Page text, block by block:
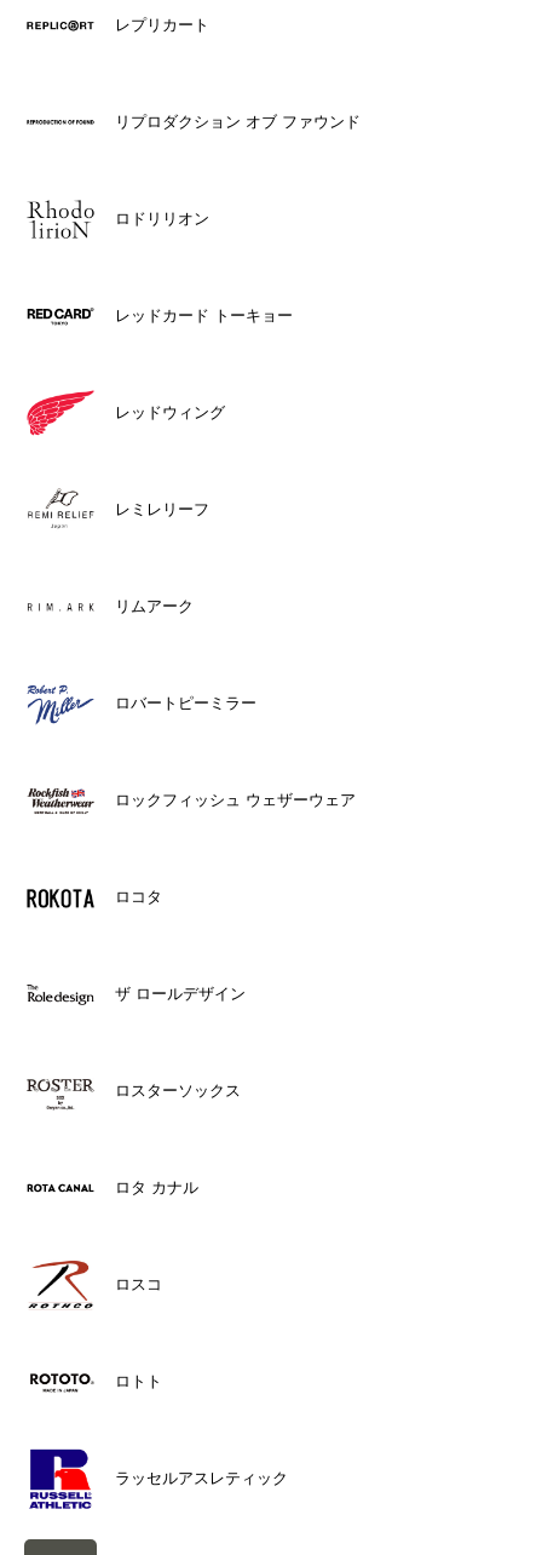
レプリカート
リプロダクション オブ ファウンド
ロドリリオン
レッドカード トーキョー
レッドウィング
レミレリーフ
リムアーク
ロバートピーミラー
ロックフィッシュ ウェザーウェア
ロコタ
ザ ロールデザイン
ロスターソックス
ロタ カナル
ロスコ
ロトト
ラッセルアスレティック